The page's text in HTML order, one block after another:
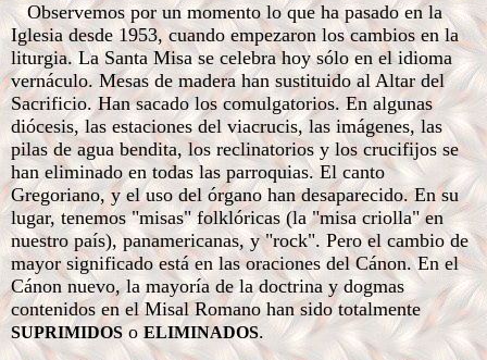
Observemos por un momento lo que ha pasado en la
Iglesia desde 1953, cuando empezaron los cambios en la
liturgia. La Santa Misa se celebra hoy sólo en el idioma
vernáculo. Mesas de madera han sustituido al Altar del
Sacrificio. Han sacado los comulgatorios. En algunas
diócesis, las estaciones del viacrucis, las imágenes, las
pilas de agua bendita, los reclinatorios y los crucifijos se
han eliminado en todas las parroquias. El canto
Gregoriano, y el uso del órgano han desaparecido. En su
lugar, tenemos "misas" folklóricas (la "misa criolla" en
nuestro país), panamericanas, y "rock". Pero el cambio de
mayor significado está en las oraciones del Cánon. En el
Cánon nuevo, la mayoría de la doctrina y dogmas
contenidos en el Misal Romano han sido totalmente
SUPRIMIDOSo ELIMINADOS.